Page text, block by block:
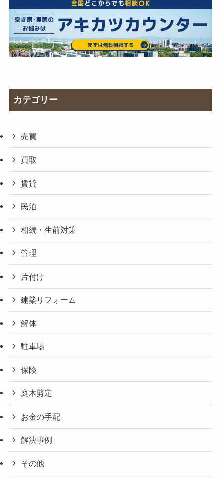
カテゴリー
売買
買取
賃貸
民泊
相続・生前対策
管理
片付け
建築リフォーム
解体
駐車場
保険
庭木剪定
お金の手配
解決事例
その他